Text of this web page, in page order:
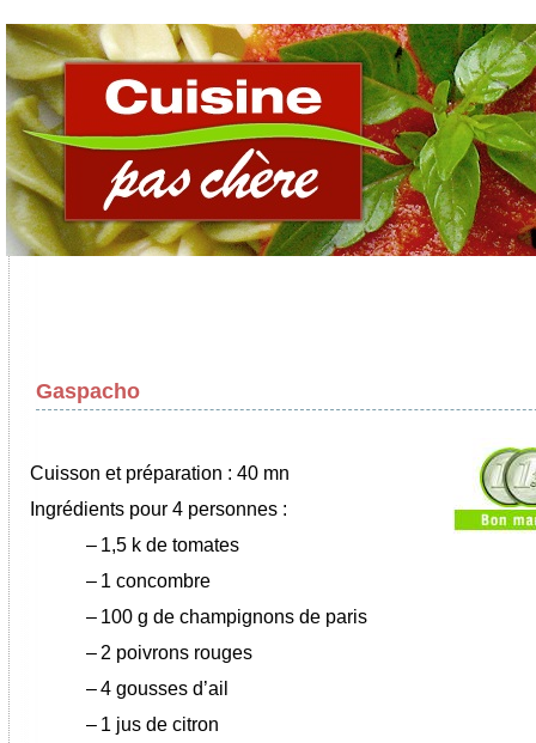
Gaspacho
Cuisson et préparation : 40 mn
Ingrédients pour 4 personnes :
– 1,5 k de tomates
– 1 concombre
– 100 g de champignons de paris
– 2 poivrons rouges
–4 gousses d’ail
– 1 jus de citron